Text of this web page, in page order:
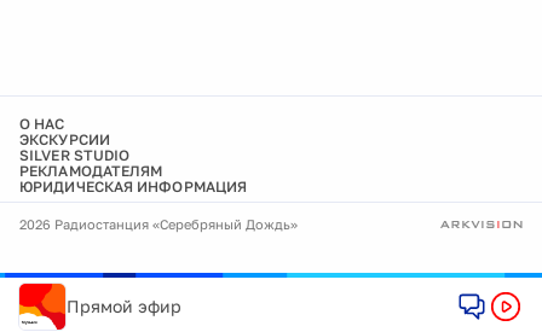
О НАС
ЭКСКУРСИИ
SILVER STUDIO
РЕКЛАМОДАТЕЛЯМ
ЮРИДИЧЕСКАЯ ИНФОРМАЦИЯ
2026 Радиостанция «Серебряный Дождь»
Прямой эфир